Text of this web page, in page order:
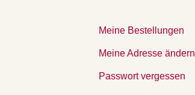
Meine Bestellungen
Meine Adresse ändern
Passwort vergessen